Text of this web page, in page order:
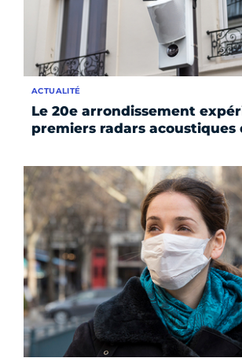
Le 20e arrondissement
premiers radars acoustiques
ACTUALITÉ